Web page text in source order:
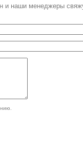
и наши менеджеры